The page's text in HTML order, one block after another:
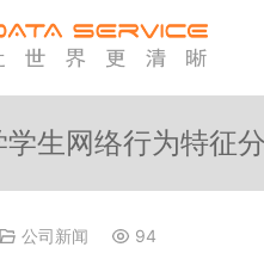
生网络行为特征
公司新闻 94